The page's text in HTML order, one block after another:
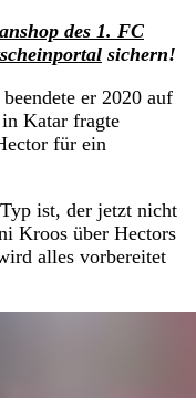
des 1. FC
sichern!
er 2020 auf
Katar fragte
für ein
ist, der jetzt nicht
Kroos über Hectors
alles vorbereitet